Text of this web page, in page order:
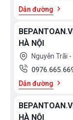
Dẫn đường
HÀ NỘI
Nguyễn Trãi
Dẫn đường
HÀ NỘI